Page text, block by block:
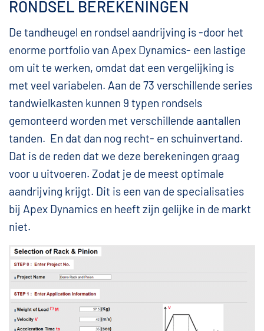
RONDSEL BEREKENINGEN
De tandheugel en rondsel aandrijving is -door het
enorme portfolio van Apex Dynamics- een lastige
om uit te werken, omdat dat een vergelijking is
met veel variabelen. Aan de 73 verschillende series
tandwielkasten kunnen 9 typen rondsels
gemonteerd worden met verschillende aantallen
tanden. En dat dan nog recht- en schuinvertand.
Dat is de reden dat we deze berekeningen graag
voor u uitvoeren. Zodat je de meest optimale
aandrijving krijgt. Dit is een van de specialisaties
bij Apex Dynamics en heeft zijn gelijke in de markt
niet.